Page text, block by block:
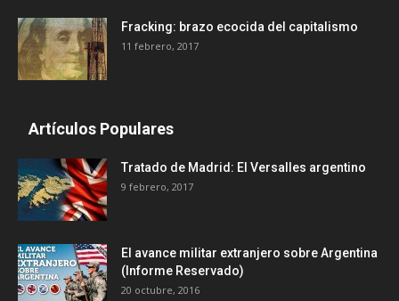
Fracking: brazo ecocida del capitalismo
11 febrero, 2017
Artículos Populares
Tratado de Madrid: El Versalles argentino
9 febrero, 2017
El avance militar extranjero sobre Argentina
(Informe Reservado)
20 octubre, 2016